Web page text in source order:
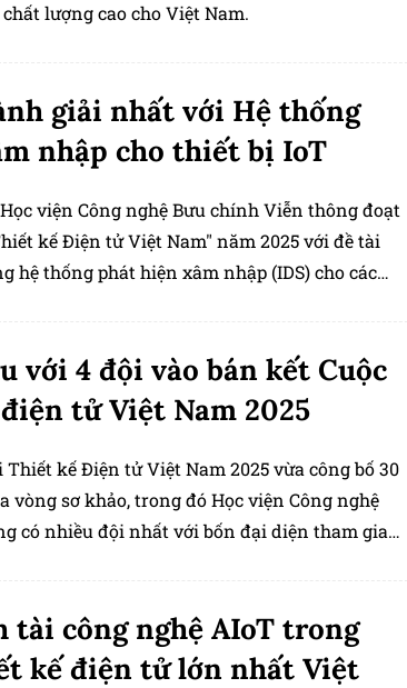
lượng cao cho Việt Nam.
giải nhất với Hệ thống
nhập cho thiết bị IoT
viện Công nghệ Bưu chính Viễn thông đoạt
kế Điện tử Việt Nam" năm 2025 với đề tài
hệ thống phát hiện xâm nhập (IDS) cho các
với 4 đội vào bán kết Cuộc
tử Việt Nam 2025
Thiết kế Điện tử Việt Nam 2025 vừa công bố 30
vòng sơ khảo, trong đó Học viện Công nghệ
có nhiều đội nhất với bốn đại diện tham gia
tài công nghệ AIoT trong
kế điện tử lớn nhất Việt